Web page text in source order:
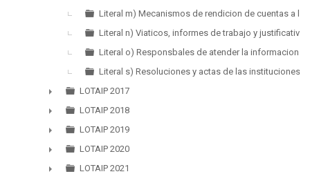
Literal m) Mecanismos de rendicion de cuentas a la
Literal n) Viaticos, informes de trabajo y justificativos
Literal o) Responsbales de atender la informacion
Literal s) Resoluciones y actas de las instituciones
►
LOTAIP 2017
►
LOTAIP 2018
►
LOTAIP 2019
►
LOTAIP 2020
LOTAIP 2021